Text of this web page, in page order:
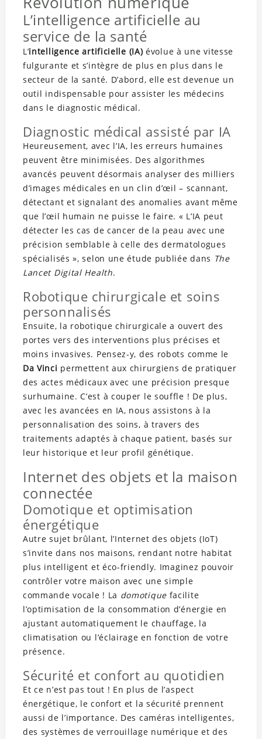
L’intelligence artificielle au
service de la santé
L’intelligence artificielle (IA)évolue à une vitesse
fulgurante et s’intègre de plus en plus dans le
secteur de la santé. D’abord, elle est devenue un
outil indispensable pour assister les médecins
dans le diagnostic médical.
Diagnostic médical assisté par IA
Heureusement, avec l’IA, les erreurs humaines
peuvent être minimisées. Des algorithmes
avancés peuvent désormais analyser des milliers
d’images médicales en un clin d’œil – scannant,
détectant et signalant des anomalies avant même
que l’œil humain ne puisse le faire. « L’IA peut
détecter les cas de cancer de la peau avec une
précision semblable à celle des dermatologues
spécialisés », selon une étude publiée dans The
Lancet Digital Health.
Robotique chirurgicale et soins
personnalisés
Ensuite, la robotique chirurgicale a ouvert des
portes vers des interventions plus précises et
moins invasives. Pensez-y, des robots comme le
Da Vinci permettent aux chirurgiens de pratiquer
des actes médicaux avec une précision presque
surhumaine. C’est à couper le souffle ! De plus,
avec les avancées en IA, nous assistons à la
personnalisation des soins, à travers des
traitements adaptés à chaque patient, basés sur
leur historique et leur profil génétique.
Internet des objets et la maison
connectée
Domotique et optimisation
énergétique
Autre sujet brûlant, l’Internet des objets (IoT)
s’invite dans nos maisons, rendant notre habitat
plus intelligent et éco-friendly. Imaginez pouvoir
contrôler votre maison avec une simple
commande vocale ! La domotiquefacilite
l’optimisation de la consommation d’énergie en
ajustant automatiquement le chauffage, la
climatisation ou l’éclairage en fonction de votre
présence.
Sécurité et confort au quotidien
Et ce n’est pas tout ! En plus de l’aspect
énergétique, le confort et la sécurité prennent
aussi de l’importance. Des caméras intelligentes,
des systèmes de verrouillage numérique et des